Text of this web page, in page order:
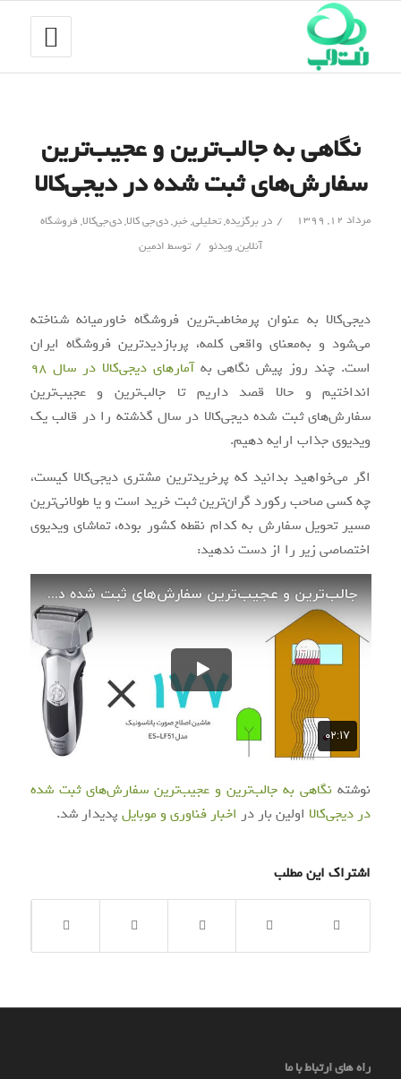
نگاهی به جالب‌ترین و عجیب‌ترین
سفارش‌های ثبت شده در دیجی‌کالا
مرداد ۱۲, ۱۳۹۹ / دربرگزیده,تحلیلی,خبر,دی‌جی کالا,دی‌جی‌کالا, فروشگاه
آنلاین, ویدئو / توسط ادمین
دیجی‌کالا به عنوان پرمخاطب‌ترین فروشگاه خاورمیانه شناخته
می‌شود و به‌معنای واقعی کلمه، پربازدیدترین فروشگاه ایران
است. چند روز پیش نگاهی بهآمارهای دیجی‌کالا در سال ۹۸
انداختیم و حالا قصد داریم تا جالب‌ترین و عجیب‌ترین
سفارش‌های ثبت شده دیجی‌کالا در سال گذشته را در قالب یک
ویدیوی جذاب ارایه دهیم.
اگر می‌خواهید بدانید که پرخریدترین مشتری دیجی‌کالا کیست،
چه کسی صاحب رکورد گران‌ترین ثبت خرید است و یا طولانی‌ترین
مسیر تحویل سفارش به کدام نقطه کشور بوده، تماشای ویدیوی
اختصاصی زیر را از دست ندهید:
نوشته نگاهی به جالب‌ترین و عجیب‌ترین سفارش‌های ثبت شده
در دیجی‌کالا اولین بار در اخبار فناوری و موبایلپدیدار شد.
اشتراک این مطلب
راه های ارتباط با ما